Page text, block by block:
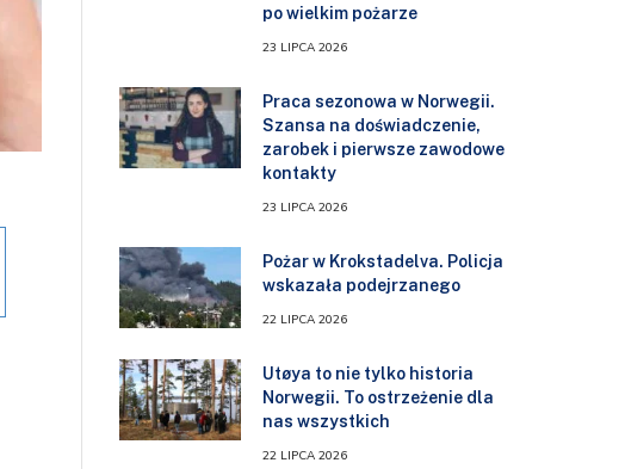
po wielkim pożarze
23 LIPCA 2026
Praca sezonowa w Norwegii.
Szansa na doświadczenie,
zarobek i pierwsze zawodowe
kontakty
23 LIPCA 2026
Pożar w Krokstadelva. Policja
wskazała podejrzanego
22 LIPCA 2026
Utøya to nie tylko historia
Norwegii. To ostrzeżenie dla
nas wszystkich
22 LIPCA 2026